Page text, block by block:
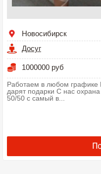
Новосибирск
Досуг
1000000 руб
Работаем в любом графике
дарят подарки С нас
50/50 с самый в...